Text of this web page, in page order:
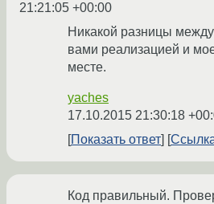
21:21:05 +00:00
Никакой разницы
вами реализацией и
месте.
yaches
17.10.2015 21:30:18
Показать ответ
Код правильный.